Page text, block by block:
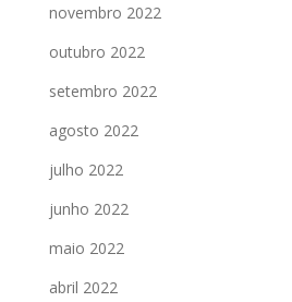
novembro 2022
outubro 2022
setembro 2022
agosto 2022
julho 2022
junho 2022
maio 2022
abril 2022